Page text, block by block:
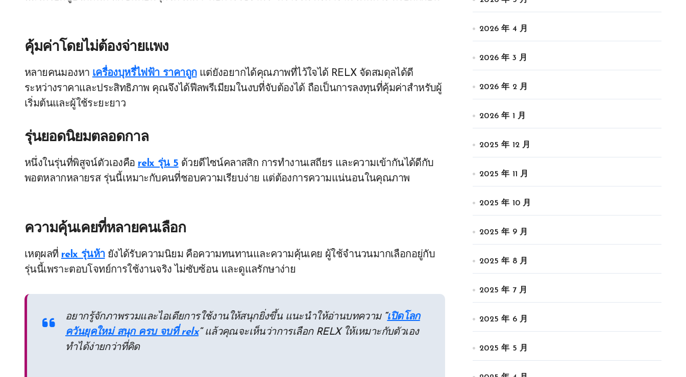
คุ้มค่าโดยไม่ต้องจ่ายแพง
หลายคนมองหา เครื่องบุหรี่ไฟฟ้า ราคาถูกแต่ยังอยากได้คุณภาพที่ไว้ใจได้ RELX จัดสมดุลได้ดี
ระหว่างราคาและประสิทธิภาพ คุณจึงได้ฟีลพรีเมียมในงบที่จับต้องได้ ถือเป็นการลงทุนที่คุ้มค่าสำหรับผู้
เริ่มต้นและผู้ใช้ระยะยาว
รุ่นยอดนิยมตลอดกาล
หนึ่งในรุ่นที่พิสูจน์ตัวเองคือ relx รุ่น 5 ด้วยดีไซน์คลาสสิก การทำงานเสถียร และความเข้ากันได้ดีกับ
พอตหลากหลายรส รุ่นนี้เหมาะกับคนที่ชอบความเรียบง่าย แต่ต้องการความแน่นอนในคุณภาพ
ความคุ้นเคยที่หลายคนเลือก
เหตุผลที่ relx รุ่นห้ายังได้รับความนิยม คือความทนทานและความคุ้นเคย ผู้ใช้จำนวนมากเลือกอยู่กับ
รุ่นนี้เพราะตอบโจทย์การใช้งานจริง ไม่ซับซ้อน และดูแลรักษาง่าย
อยากรู้จักภาพรวมและไอเดียการใช้งานให้สนุกยิ่งขึ้น แนะนำให้อ่านบทความ “เปิดโลก
ควันยุคใหม่ สนุก ครบ จบที่ relx”แล้วคุณจะเห็นว่าการเลือก RELX ให้เหมาะกับตัวเอง
ทำได้ง่ายกว่าที่คิด
2026 年 4 月
2026 年 3 月
2026 年 2 月
2026 年 1 月
2025 年 12 月
2025 年 11 月
2025 年 10 月
2025 年 9 月
2025 年 8 月
2025 年 7 月
2025 年 6 月
2025 年 5 月